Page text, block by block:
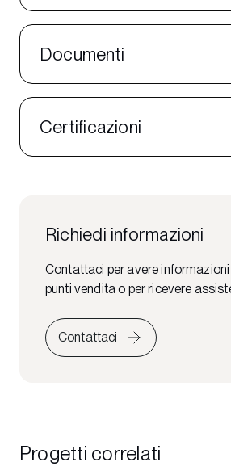
Documenti
Certificazioni
Richiedi informazioni
Contattaci per avere
punti vendita o per ricevere
Contattaci
Progetti correlati